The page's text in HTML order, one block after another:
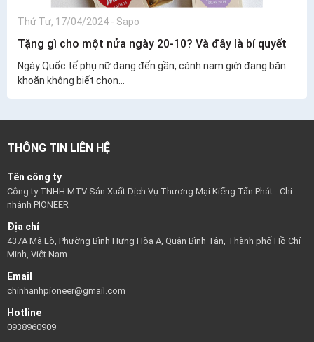
Thứ Tư, 17/04/2024 - Sapo
Tặng gì cho một nửa ngày 20-10? Và đây là bí quyết
Ngày Quốc tế phụ nữ đang đến gần, cánh nam giới đang băn
khoăn không biết chọn...
THÔNG TIN LIÊN HỆ
Tên công ty
Công ty TNHH MTV Sản Xuất Dịch Vụ Thương Mại Kiếng Tấn Phát - Chi
nhánh PIONEER
Địa chỉ
437A Mã Lò, Phường Bình Hưng Hòa A, Quận Bình Tân, Thành phố Hồ Chí
Minh, Việt Nam
Email
chinhanhpioneer@gmail.com
Hotline
0938960909